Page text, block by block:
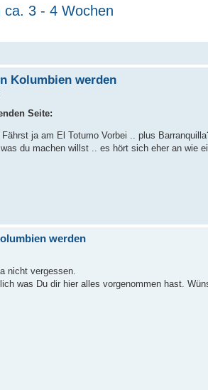
ca. 3 - 4 Wochen
Kolumbien werden
Seite:
ja am El Totumo Vorbei .. plus
du machen willst .. es hört sich eher an wie
werden
nicht vergessen.
was Du dir hier alles vorgenommen hast.